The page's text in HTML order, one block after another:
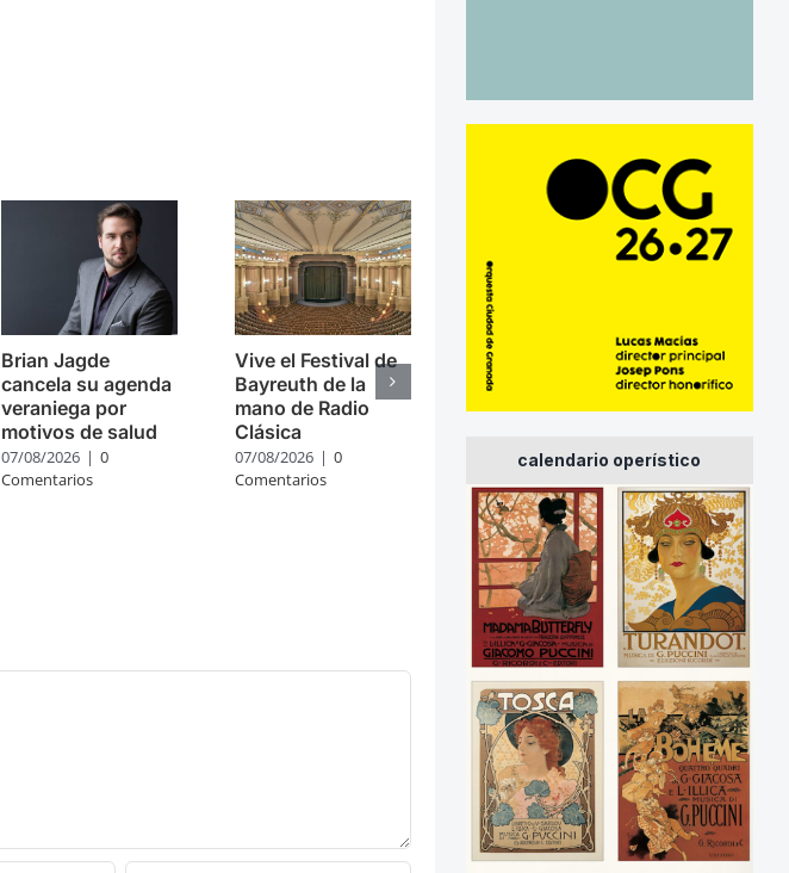
Brian Jagde
cancela su agenda
veraniega por
motivos de salud
07/08/2026 | 0
Comentarios
Vive el Festival de
Bayreuth de la
mano de Radio
Clásica
07/08/2026 | 0
Comentarios
calendario operístico